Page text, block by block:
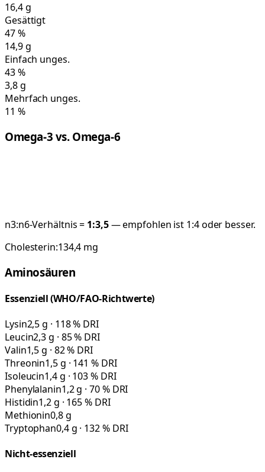
16,4g
Gesättigt
47%
14,9g
Einfach unges.
43%
3,8g
Mehrfach unges.
11 %
Omega-3 vs. Omega-6
n3:n6-Verhältnis = 1:3,5— empfohlen ist 1:4 oder besser.
Cholesterin:134,4 mg
Aminosäuren
Essenziell (WHO/FAO-Richtwerte)
Lysin2,5 g · 118 % DRI
Leucin2,3 g · 85 % DRI
Valin1,5 g · 82 % DRI
Threonin1,5 g · 141 % DRI
Isoleucin1,4 g · 103 % DRI
Phenylalanin1,2 g · 70 % DRI
Histidin1,2 g · 165 % DRI
Methionin0,8 g
Tryptophan0,4 g · 132 % DRI
Nicht-essenziell